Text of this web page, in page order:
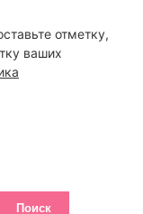
отметку,
ваших